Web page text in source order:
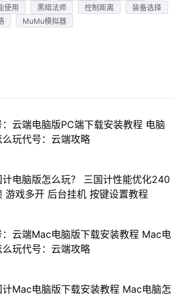
使用 黑暗法师 控制距离
装备选择
MuMu模拟器
：云端电脑版PC端下载安装教程 电脑
么玩代号：云端攻略
计电脑版怎么玩？ 三国计性能优化240
游戏多开 后台挂机 按键设置教程
：云端Mac电脑版下载安装教程 Mac电
么玩代号：云端攻略
计Mac电脑版下载安装教程 Mac电脑怎